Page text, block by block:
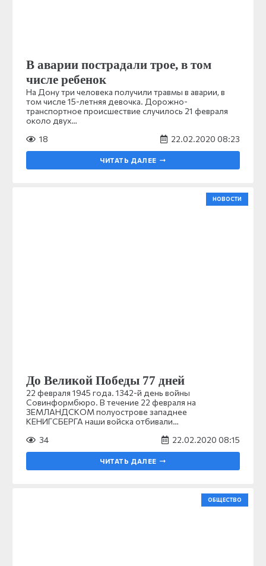
В аварии пострадали трое, в том
числе ребенок
На Дону три человека получили травмы в аварии, в
том числе 15-летняя девочка. Дорожно-
транспортное происшествие случилось 21 февраля
около двух…
18
22.02.2020 08:23
ЧИТАТЬ ДАЛЕЕ
НОВОСТИ
До Великой Победы 77 дней
22 февраля 1945 года. 1342-й день войны
Совинформбюро. В течение 22 февраля на
ЗЕМЛАНДСКОМ полуострове западнее
КЕНИГСБЕРГА наши войска отбивали…
34
22.02.2020 08:15
ЧИТАТЬ ДАЛЕЕ
ОБЩЕСТВО